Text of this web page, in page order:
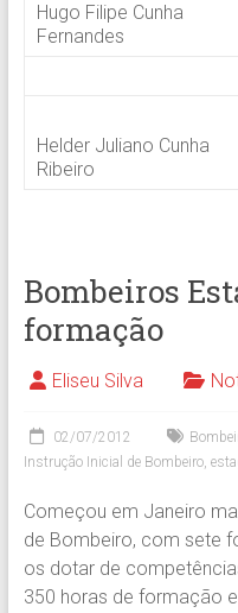
Hugo Filipe Cunha
Fernandes
Helder Juliano Cunha
Ribeiro
Bombeiros
formação
Eliseu Silva
02/07/2012
Instrução Inicial de Bombeiro,
Começou em Janeiro
de Bombeiro, com sete
os dotar de
350 horas de formação